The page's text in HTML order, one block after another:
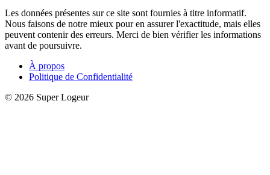
Les données présentes sur ce site sont fournies à titre informatif.
Nous faisons de notre mieux pour en assurer l'exactitude, mais elles
peuvent contenir des erreurs. Merci de bien vérifier les informations
avant de poursuivre.
À propos
Politique de Confidentialité
© 2026 Super Logeur